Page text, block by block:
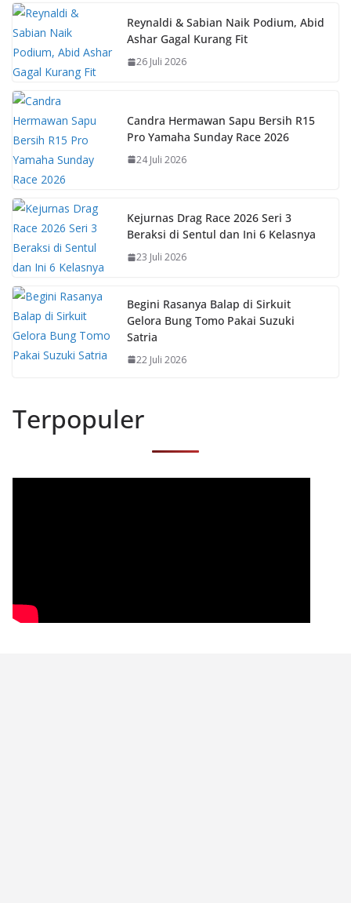
b
o
o
k
s
A
p
e
st
y
Li
n
Reynaldi & Sabian Naik Podium, Abid
Ashar Gagal Kurang Fit
26 Juli 2026
Candra Hermawan Sapu Bersih R15
Pro Yamaha Sunday Race 2026
24 Juli 2026
Kejurnas Drag Race 2026 Seri 3
Beraksi di Sentul dan Ini 6 Kelasnya
23 Juli 2026
Begini Rasanya Balap di Sirkuit
Gelora Bung Tomo Pakai Suzuki
Satria
22 Juli 2026
Terpopuler